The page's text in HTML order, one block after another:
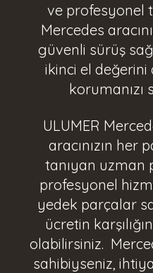
ve profesyonel
Mercedes
güvenli sürüş
ikinci el
korumanızı
ULUMER
aracınızın her
tanıyan uzman
profesyonel
yedek parçalar
ücretin
olabilirsiniz.
sahibiyseniz,